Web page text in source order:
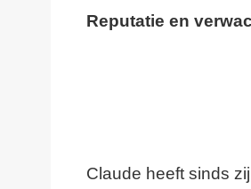
Reputatie en
Claude heeft sinds